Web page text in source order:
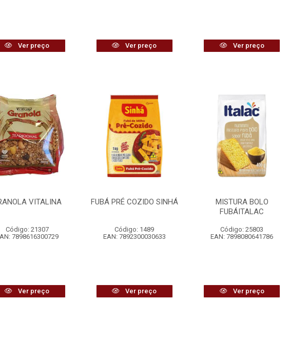
Ver preço Ver preço Ver preço
VITALINA
Código: 21307
7898616300729
Ver preço
FUBÁ PRÉ COZIDO SINHÁ
Código: 1489
EAN: 7892300030633
Ver preço
MISTURA BOLO
FUBÁITALAC
Código: 25803
EAN: 7898080641786
Ver preço